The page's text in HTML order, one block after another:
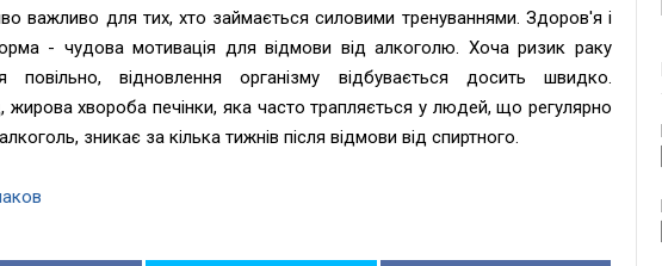
важливо для тих, хто займається силовими тренуваннями. Здоров'я і
- чудова мотивація для відмови від алкоголю. Хоча ризик раку
повільно, відновлення організму відбувається досить швидко.
жирова хвороба печінки, яка часто трапляється у людей, що регулярно
зникає за кілька тижнів після відмови від спиртного.